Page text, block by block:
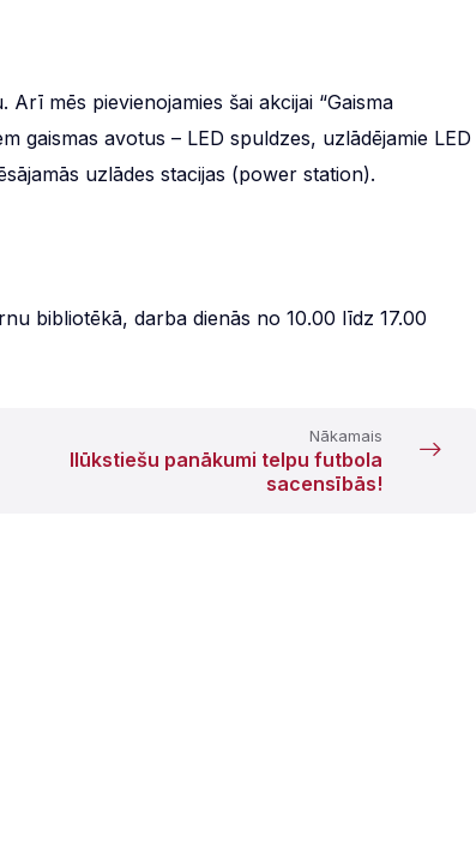
mēs pievienojamies šai akcijai “Gaisma
gaismas avotus – LED spuldzes, uzlādējamie LED
uzlādes stacijas (power station).
bibliotēkā, darba dienās no 10.00 līdz 17.00
Nākamais
Ilūkstiešu panākumi telpu futbola
sacensībās!